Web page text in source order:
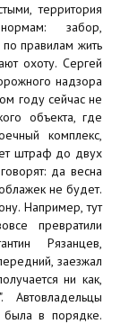
территория
забор,
правилам жить
охоту. Сергей
надзора
году сейчас не
объекта, где
комплекс,
штраф до двух
да весна
не будет.
Например, тут
превратили
Рязанцев,
заезжал
ни как,
Автовладельцы
была в порядке.